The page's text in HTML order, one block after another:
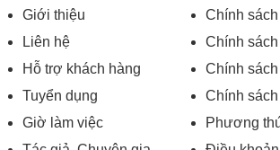
Giới thiệu
Liên hệ
Hỗ trợ khách hàng
Tuyển dụng
Giờ làm việc
Chính
Chính
Chính
Chính
Phương